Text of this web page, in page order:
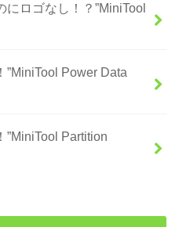
にロゴなし！？”MiniTool
Power Data
Partition